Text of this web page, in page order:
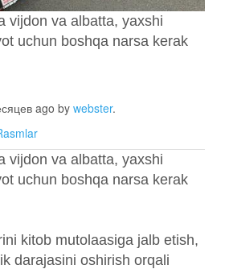
vijdon va albatta, yaxshi
uchun boshqa narsa kerak
ago by webster.
vijdon va albatta, yaxshi
uchun boshqa narsa kerak
kitob mutolaasiga jalb etish,
darajasini oshirish orqali